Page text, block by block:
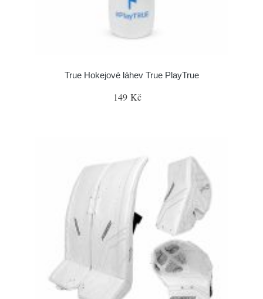
True Hokejové láhev True PlayTrue
149 Kč